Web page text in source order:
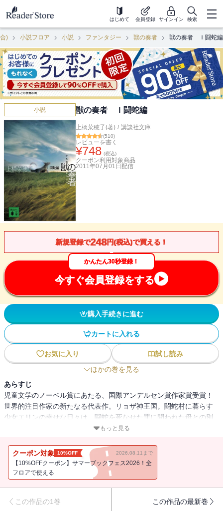
はじめて 会員登録 サインイン 検索
) 小説フロア 小説 ファンタジー 獣の奏者 獣の奏者 Ｉ闘蛇編
小説 獣の奏者 Ｉ闘蛇編
上橋菜穂子(著) / 講談社文庫
(510)
レビューを書く
¥748 (税込)
クーポン利用対象商品
2011年07月01日 配信
新規登録で248円(税込)で買える！
かんたん30秒登録！
今すぐ会員登録をする
購入手続きに進む
カートに入れる
お気に入り
試し読み
ほかの巻を見る
あらすじ
児童文学のノーベル賞にあたる、国際アンデルセン賞作家賞受賞！
世界的注目作家の新たなる代表作。リョザ神王国。闘蛇村に暮らす
少女エリンの幸せな日々は、闘蛇を死なせた罪に問われた母との別
れを境に一転する。母の不思議な指笛によって死地を逃れ、蜂飼い
術師を目指すが――。苦難に立ち向かう少女の物語が、いまここに
幕を開ける！
もっと見る
クーポン対象 10%OFF 2026.08.11まで
【10%OFFクーポン】サマーブックフェス2026！全
フロアで使える
この作品の1巻 この作品の最新巻